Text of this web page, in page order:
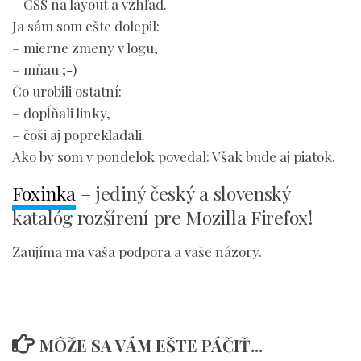
– CSS na layout a vzhľad.
Ja sám som ešte dolepil:
– mierne zmeny v logu,
– mňau ;-)
Čo urobili ostatní:
– dopĺňali linky,
– čoši aj poprekladali.
Ako by som v pondelok povedal: Však bude aj piatok.
Foxinka– jediný český a slovenský
katalóg rozšírení pre Mozilla Firefox!
Zaujíma ma vaša podpora a vaše názory.
MÔŽE SA VÁM EŠTE PÁČIŤ...